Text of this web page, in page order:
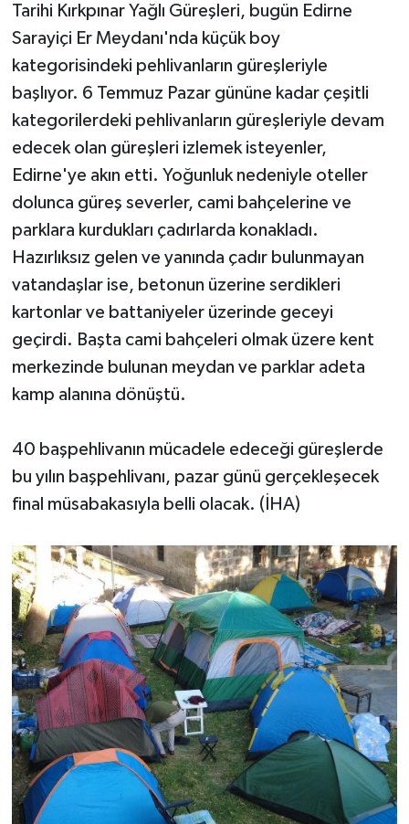
Tarihi Kırkpınar Yağlı Güreşleri, bugün Edirne
Sarayiçi Er Meydanı'nda küçük boy
kategorisindeki pehlivanların güreşleriyle
başlıyor. 6 Temmuz Pazar gününe kadar çeşitli
kategorilerdeki pehlivanların güreşleriyle devam
edecek olan güreşleri izlemek isteyenler,
Edirne'ye akın etti. Yoğunluk nedeniyle oteller
dolunca güreş severler, cami bahçelerine ve
parklara kurdukları çadırlarda konakladı.
Hazırlıksız gelen ve yanında çadır bulunmayan
vatandaşlar ise, betonun üzerine serdikleri
kartonlar ve battaniyeler üzerinde geceyi
geçirdi. Başta cami bahçeleri olmak üzere kent
merkezinde bulunan meydan ve parklar adeta
kamp alanına dönüştü.
40 başpehlivanın mücadele edeceği güreşlerde
bu yılın başpehlivanı, pazar günü gerçekleşecek
final müsabakasıyla belli olacak. (İHA)